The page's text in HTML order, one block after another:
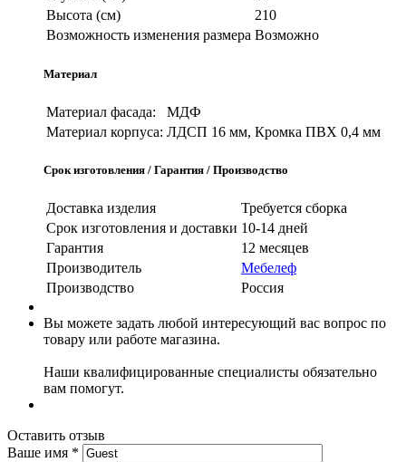
Высота (см)
210
Возможность изменения размера Возможно
Материал
Материал фасада:
МДФ
Материал корпуса: ЛДСП 16 мм, Кромка ПВХ 0,4 мм
Срок изготовления / Гарантия / Производство
Доставка изделия
Требуется сборка
Срок изготовления и доставки 10-14 дней
Гарантия
12 месяцев
Производитель
Мебелеф
Производство
Россия
Вы можете задать любой интересующий вас вопрос по
товару или работе магазина.
Наши квалифицированные специалисты обязательно
вам помогут.
Оставить отзыв
Ваше имя *